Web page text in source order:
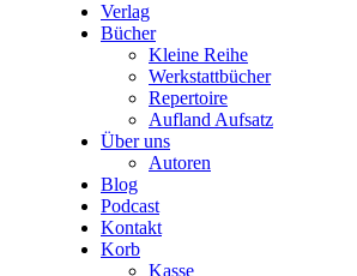
Verlag
Bücher
Kleine Reihe
Werkstattbücher
Repertoire
Aufland Aufsatz
Über uns
Autoren
Blog
Podcast
Kontakt
Korb
Kasse